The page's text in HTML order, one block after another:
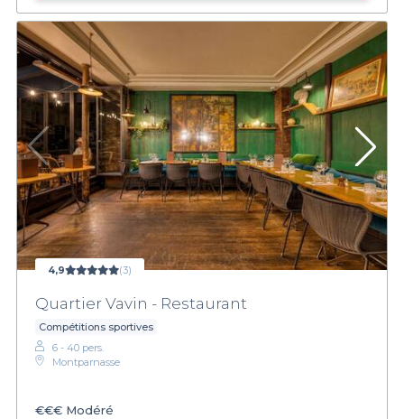
4,9 (3)
Quartier Vavin - Restaurant
Compétitions sportives
6 - 40 pers.
Montparnasse
€€€ Modéré